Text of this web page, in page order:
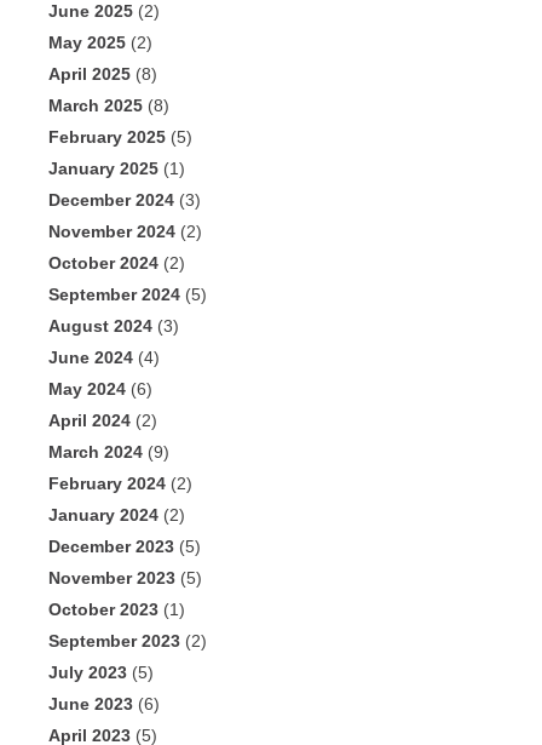
June 2025 (2)
May 2025 (2)
April 2025 (8)
March 2025 (8)
February 2025 (5)
January 2025 (1)
December 2024 (3)
November 2024 (2)
October 2024 (2)
September 2024 (5)
August 2024 (3)
June 2024 (4)
May 2024 (6)
April 2024 (2)
March 2024 (9)
February 2024 (2)
January 2024 (2)
December 2023 (5)
November 2023 (5)
October 2023 (1)
September 2023 (2)
July 2023 (5)
June 2023 (6)
April 2023 (5)